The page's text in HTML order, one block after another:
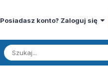
Posiadasz konto? Zaloguj się